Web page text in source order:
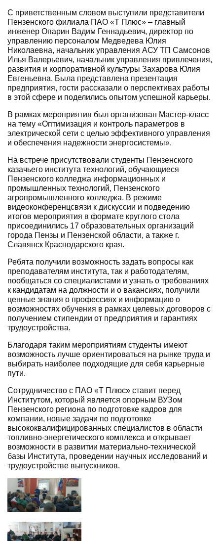
С приветственным словом выступили представители
Пензенского филиала ПАО «Т Плюс» – главный
инженер Опарин Вадим Геннадьевич, директор по
управлению персоналом Медведева Юлия
Николаевна, начальник управления АСУ ТП Самсонов
Илья Валерьевич, начальник управления привлечения,
развития и корпоративной культуры Захарова Юлия
Евгеньевна. Была представлена презентация
предприятия, гости рассказали о перспективах работы
в этой сфере и поделились опытом успешной карьеры.
В рамках мероприятия был организован Мастер-класс
на тему «Оптимизация и контроль параметров в
электрической сети с целью эффективного управления
и обеспечения надежности энергосистемы».
На встрече присутствовали студенты Пензенского
казачьего института технологий, обучающиеся
Пензенского колледжа информационных и
промышленных технологий, Пензенского
агропромышленного колледжа. В режиме
видеоконференцсвязи к дискуссии и подведению
итогов мероприятия в формате круглого стола
присоединились 17 образовательных организаций
города Пензы и Пензенской области, а также г.
Славянск Краснодарского края.
Ребята получили возможность задать вопросы как
преподавателям института, так и работодателям,
пообщаться со специалистами и узнать о требованиях
к кандидатам на должности и о вакансиях, получили
ценные знания о профессиях и информацию о
возможностях обучения в рамках целевых договоров с
получением стипендии от предприятия и гарантиях
трудоустройства.
Благодаря таким мероприятиям студенты имеют
возможность лучше ориентироваться на рынке труда и
выбирать наиболее подходящие для себя карьерные
пути.
Сотрудничество с ПАО «Т Плюс» ставит перед
Институтом, который является опорным ВУЗом
Пензенского региона по подготовке кадров для
компании, новые задачи по подготовке
высококвалифицированных специалистов в области
топливно-энергетического комплекса и открывает
возможности в развитии материально-технической
базы Института, проведении научных исследований и
трудоустройстве выпускников.